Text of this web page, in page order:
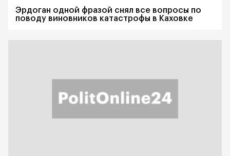
Эрдоган одной фразой снял все вопросы по
поводу виновников катастрофы в Каховке